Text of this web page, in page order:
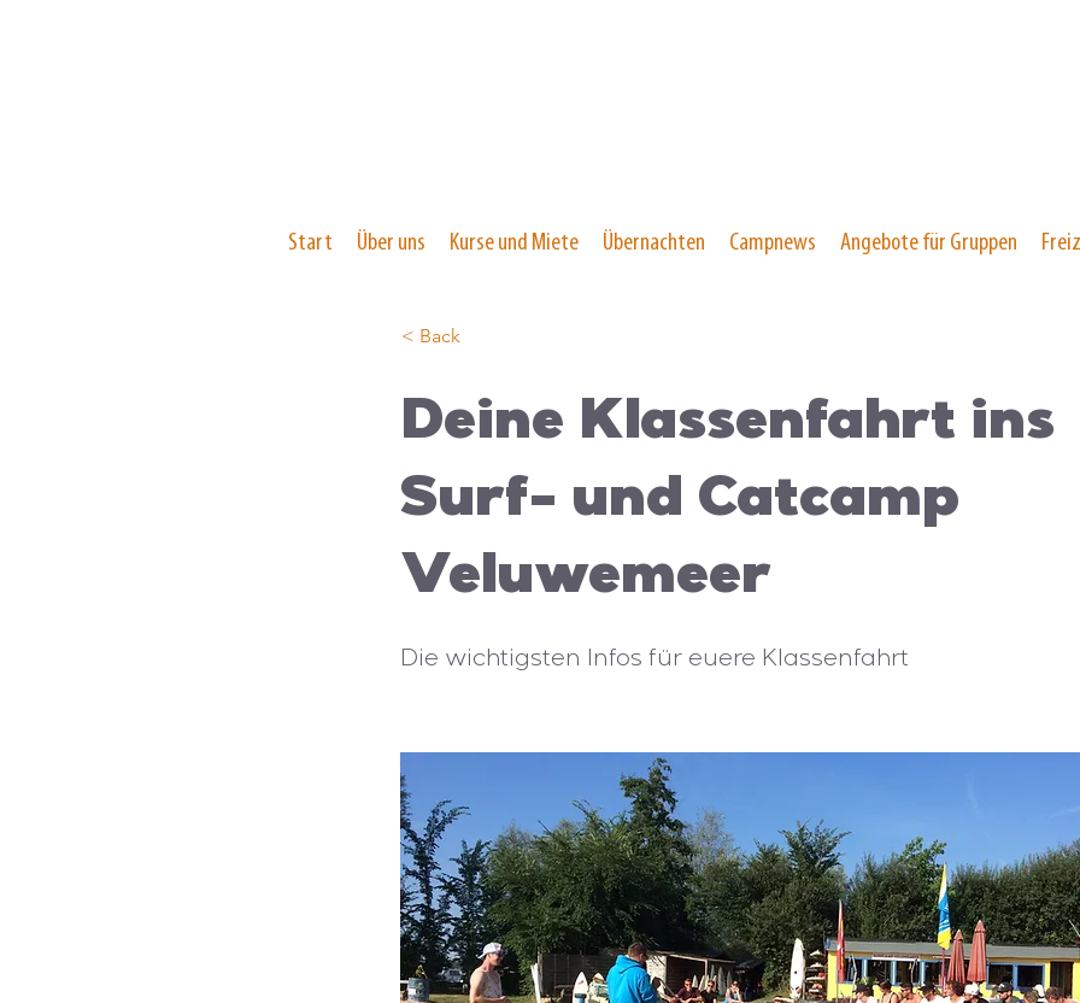
Start Über uns Kurse und Miete Übernachten Campnews Angebote für Gruppen
< Back
Deine Klassenfahrt ins
Surf- und Catcamp
Veluwemeer
Die wichtigsten Infos für euere Klassenfahrt